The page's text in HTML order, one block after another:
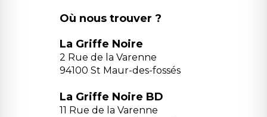
Où nous trouver ?
La Griffe Noire
2 Rue de la Varenne
94100 St Maur-des-fossés
La Griffe Noire BD
11 Rue de la Varenne